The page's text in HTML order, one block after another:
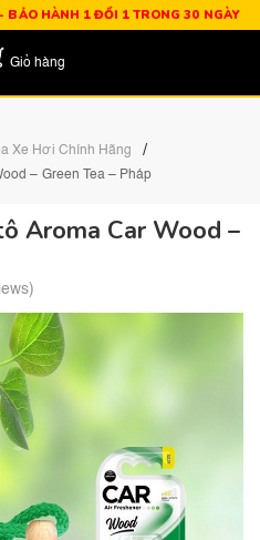
BẢO HÀNH 1 ĐỔI 1 TRONG 30 NGÀY
Giỏ hàng
Xe Hơi Chính Hãng /
– Green Tea – Pháp
Aroma Car Wood –